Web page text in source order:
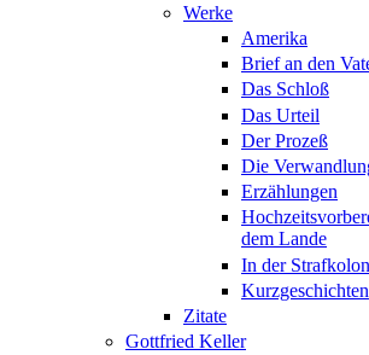
Werke
Amerika
Brief an den
Das Schloß
Das Urteil
Der Prozeß
Die
Erzählungen
dem Lande
In der
Kurzgeschichten
Zitate
Gottfried Keller